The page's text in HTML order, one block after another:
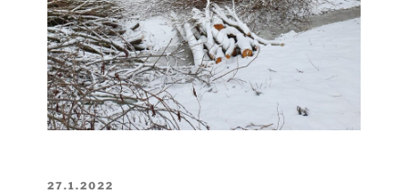
JULKAISTU
27.1.2022